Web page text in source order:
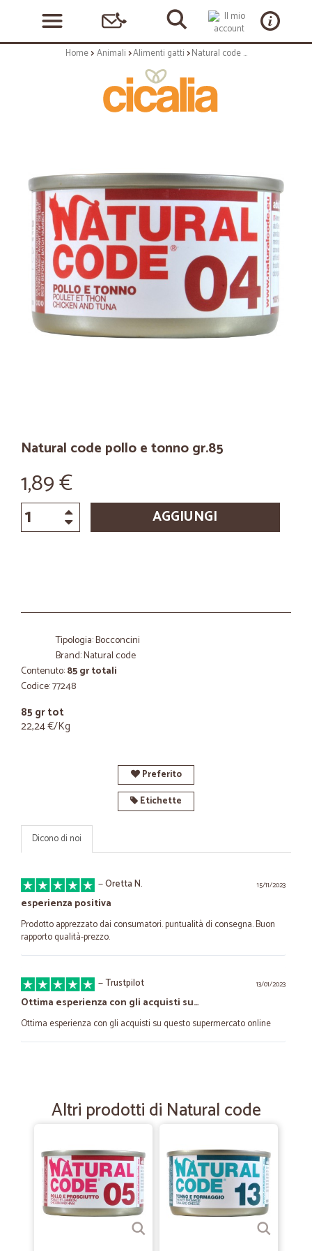
Home Animali Alimenti gatti Natural code pollo e tonno gr.85
Natural code pollo e tonno gr.85
1,89 €
AGGIUNGI
Tipologia: Bocconcini
Brand: Natural code
Contenuto:85 gr totali
Codice: 77248
85 gr tot
22,24 €/Kg
Preferito
Etichette
Dicono di noi
15/11/2023
—Oretta N.
esperienza positiva
Prodotto apprezzato dai consumatori. puntualità di consegna. Buon
rapporto qualità-prezzo.
13/01/2023
—Trustpilot
Ottima esperienza con gli acquisti su…
Ottima esperienza con gli acquisti su questo supermercato online
Puntuali, precisi, prodotti conformi
26/10/2020
—Niccolò C.
veloce e puntuale
veloce e puntuale
Altri prodotti di Natural code